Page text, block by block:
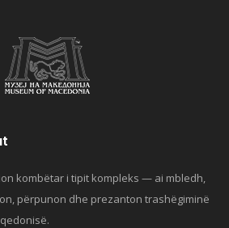
kombëtar i tipit kompleks — ai mbledh,
përpunon dhe prezanton trashëgiminë